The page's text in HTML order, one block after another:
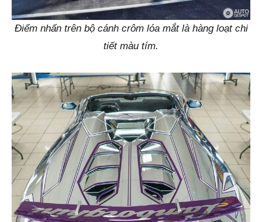
Điểm nhấn trên bộ cánh crôm lóa mắt là hàng loạt chi
tiết màu tím.